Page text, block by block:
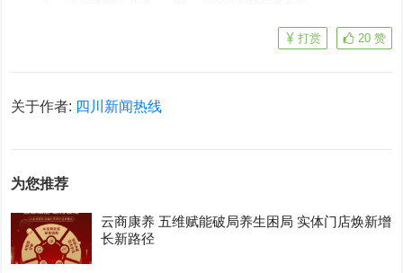
20 赞
打赏
关于作者: 四川新闻热线
为您推荐
云商康养 五维赋能破局养生困局 实体门店焕新增
长新路径